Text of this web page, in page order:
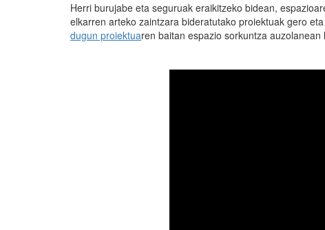
Herri burujabe eta seguruak eraikitzeko bidean,
elkarren arteko zaintzara bideratutako proiektuak gero
dugun proiektuaren baitan espazio sorkuntza